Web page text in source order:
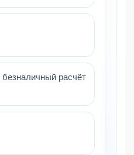
расчёт